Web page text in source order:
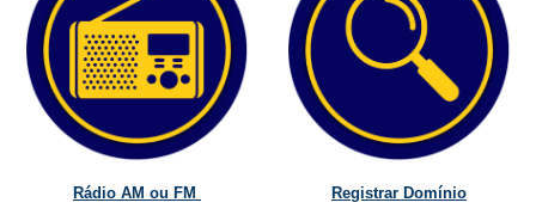
Rádio AM ou FM Registrar Domínio